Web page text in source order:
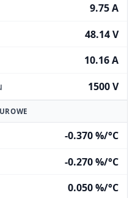
9.75 A
48.14 V
10.16 A
1500 V
-0.370 %/°C
-0.270 %/°C
0.050 %/°C